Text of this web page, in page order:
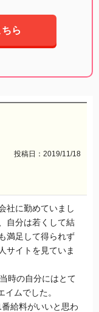
ら
投稿日：2019/11/18
社に勤めていまし
自分は若くして結
満足して得られず
サイトを見ていま
時の自分にはとて
ムでした。
給料がいいと思わ